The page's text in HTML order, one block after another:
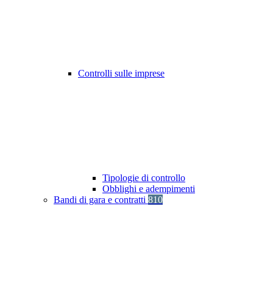
Controlli sulle imprese
Tipologie di controllo
Obblighi e adempimenti
Bandi di gara e contratti 810